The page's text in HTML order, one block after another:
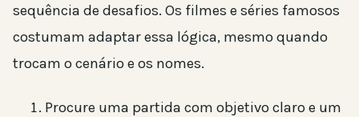
sequência de desafios. Os filmes e séries famosos
costumam adaptar essa lógica, mesmo quando
trocam o cenário e os nomes.
Procure uma partida com objetivo claro e um